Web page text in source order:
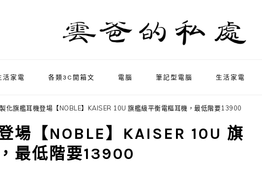
活家電 各類3C開箱文 電腦 筆記型電腦 生活家電
化旗艦耳機登場【NOBLE】KAISER 10U 旗艦級平衡電樞耳機，最低階要13900
場【NOBLE】KAISER 10U 旗
最低階要13900